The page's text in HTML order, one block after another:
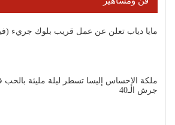
مايا دياب تعلن عن عمل قريب بلوك جريء
ملكة الإحساس إليسا تسطر ليلة مليئة بالحب
جرش الـ40